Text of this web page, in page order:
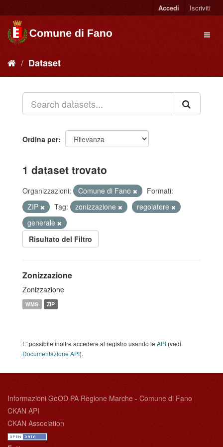
Accedi Iscriviti
Dataset
Ordina per
1 dataset trovato
Organizzazioni: Comune di Fano
Formati:
ZIP
Tag: zonizzazione
regolatore
generale
Risultato del Filtro
Zonizzazione
Zonizzazione
WMS ZIP
E' possibile inoltre accedere al registro usando le API (vedi
Documentazione API).
Informazioni GoOD PA Regione Marche - Comune di Fano
CKAN API
CKAN Association